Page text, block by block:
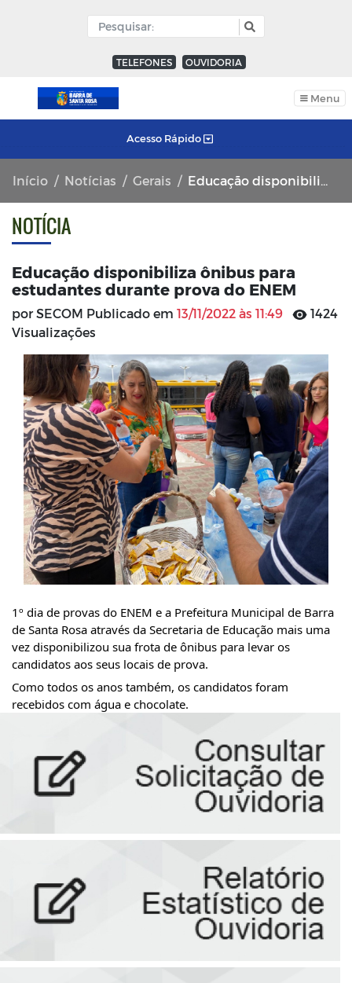
TELEFONES OUVIDORIA
Menu
Acesso Rápido
Início Notícias Gerais Educação disponibiliza ônibus para estudantes durante prova do ENEM
NOTÍCIA
Educação disponibiliza ônibus para
estudantes durante prova do ENEM
por SECOM Publicado em 13/11/2022 às 11:49
1424
Visualizações
1º dia de provas do ENEM e a Prefeitura Municipal de Barra
de Santa Rosa através da Secretaria de Educação mais uma
vez disponibilizou sua frota de ônibus para levar os
candidatos aos seus locais de prova.
Como todos os anos também, os candidatos foram
recebidos com água e chocolate.